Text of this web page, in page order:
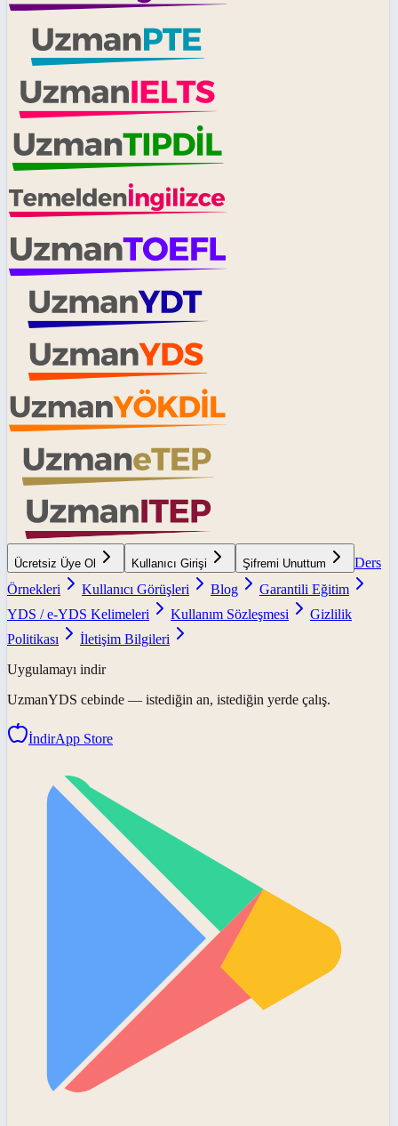
Ücretsiz Üye Ol Kullanıcı Girişi Şifremi Unuttum
Ders
Örnekleri
Kullanıcı Görüşleri Blog
Garantili Eğitim
YDS / e-YDS Kelimeleri
Kullanım Sözleşmesi
Gizlilik
Politikası
İletişim Bilgileri
Uygulamayı indir
UzmanYDS cebinde — istediğin an, istediğin yerde çalış.
İndirApp Store